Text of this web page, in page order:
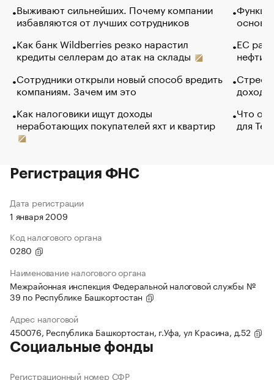
Выживают сильнейших. Почему компании
избавляются от лучших сотрудников
Как банк Wildberries резко нарастил
кредиты селлерам до атак на склады
Сотрудники открыли новый способ вредить
компаниям. Зачем им это
Как налоговики ищут доходы
неработающих покупателей яхт и квартир
основ
ЕС
нефти
Что
для
Регистрация ФНС
Дата регистрации
1 января 2009
Код налогового органа
0280
Наименование налогового органа
Межрайонная инспекция Федеральной налоговой службы №
39 по Республике Башкортостан
Адрес налоговой
450076, Республика Башкортостан, г.Уфа, ул Красина, д.52
Социальные фонды
Регистрационный номер СФР